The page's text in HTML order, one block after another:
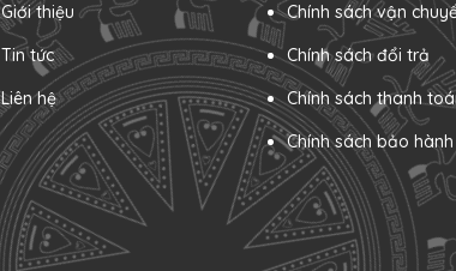
Giới thiệu
Tin tức
Liên hệ
Chính sách vận
Chính sách đổi trả
Chính sách thanh
Chính sách bảo hành